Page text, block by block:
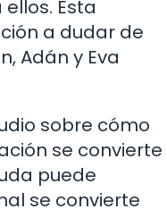
Esta
a dudar de
Adán y Eva
sobre cómo
se convierte
puede
se convierte